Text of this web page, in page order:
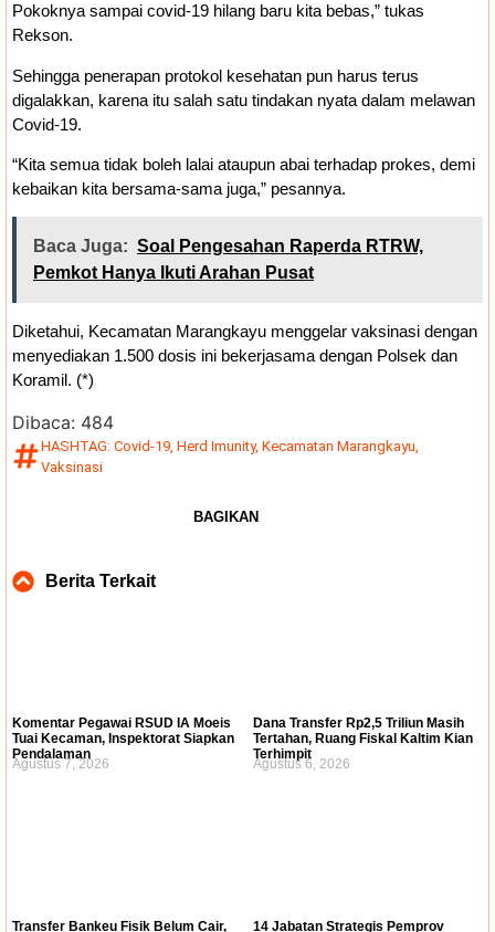
Pokoknya sampai covid-19 hilang baru kita bebas,” tukas
Rekson.
Sehingga penerapan protokol kesehatan pun harus terus
digalakkan, karena itu salah satu tindakan nyata dalam melawan
Covid-19.
“Kita semua tidak boleh lalai ataupun abai terhadap prokes, demi
kebaikan kita bersama-sama juga,” pesannya.
Baca Juga: Soal Pengesahan Raperda RTRW,
Pemkot Hanya Ikuti Arahan Pusat
Diketahui, Kecamatan Marangkayu menggelar vaksinasi dengan
menyediakan 1.500 dosis ini bekerjasama dengan Polsek dan
Koramil. (*)
Dibaca: 484
HASHTAG: Covid-19 Herd Imunity, Kecamatan Marangkayu
Vaksinasi
BAGIKAN
Berita Terkait
Komentar Pegawai RSUD IA Moeis
Tuai Kecaman, Inspektorat Siapkan
Pendalaman
Agustus 7, 2026
Dana Transfer Rp2,5 Triliun Masih
Tertahan, Ruang Fiskal Kaltim Kian
Terhimpit
Agustus 6, 2026
Transfer Bankeu Fisik Belum Cair, 14 Jabatan Strategis Pemprov